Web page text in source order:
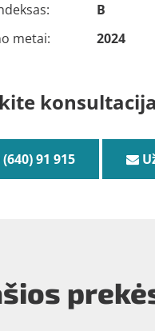
B
metai:
2024
91 915